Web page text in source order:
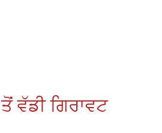
ਵੱਡੀ ਗਿਰਾਵਟ